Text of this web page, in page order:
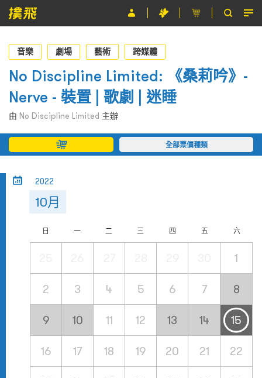
節目
主辦單位
關於撲飛
條款及細則
EN
音樂 劇場 藝術 跨媒體
No Discipline Limited: 《桑莉吟》-
Nerve - 裝置 | 歌劇 | 迷睡
由 No Discipline Limited 主辦
全部票價種類
2022
10月
日 一 二 三 四 五 六
1
2 3 4 5 6 7 8
9 10 11 12 13 14 15
16 17 18 19 20 21 22